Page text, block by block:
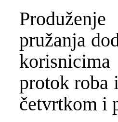
pružanja
protok roba
četvrtkom i